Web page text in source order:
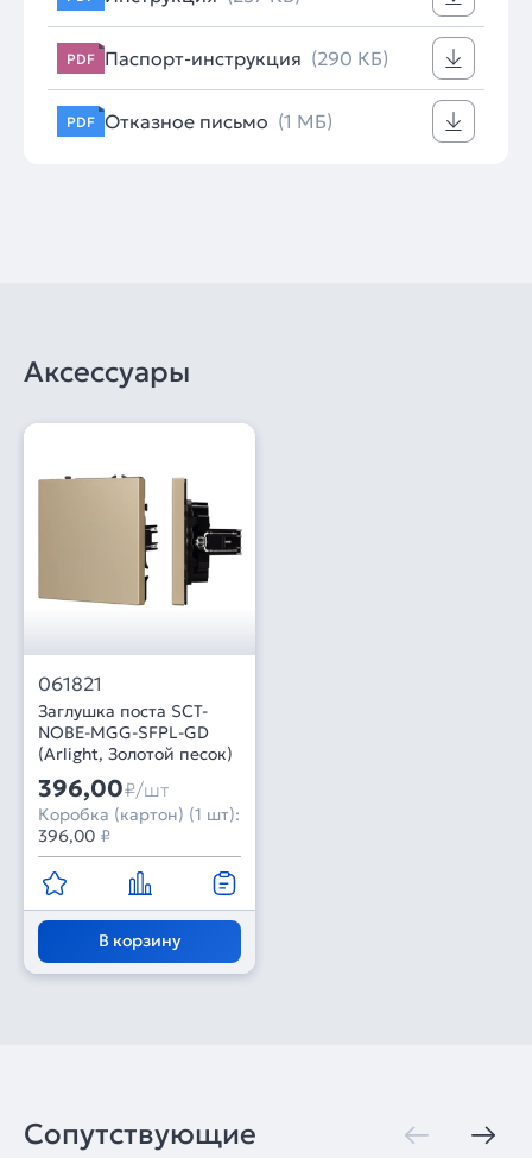
PDF Паспорт-инструкция (290 КБ)
PDF Отказное письмо (1 МБ)
Аксессуары
061821
Заглушка поста SCT-
NOBE-MGG-SFPL-GD
(Arlight, Золотой песок)
396,00₽/шт
Коробка (картон) (1 шт):
396,00 ₽
В корзину
Сопутствующие